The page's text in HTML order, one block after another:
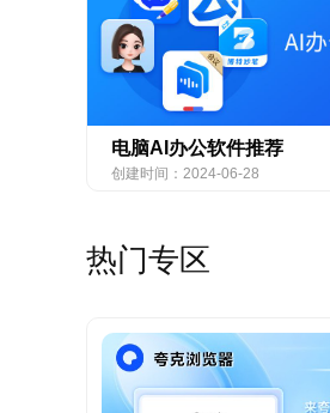
电脑AI办公软件推荐
创建时间：2024-06-28
热门专区